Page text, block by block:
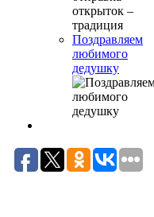
Поздравляем
любимого
дедушку